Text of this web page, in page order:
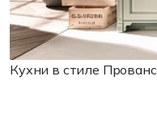
Кухни в стиле Прованс